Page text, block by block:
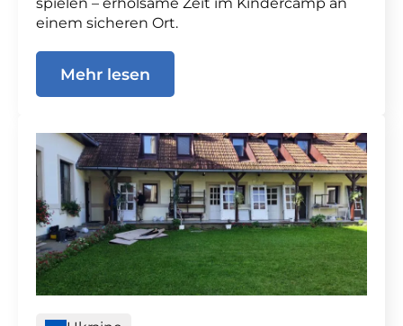
einem sicheren Ort.
Mehr lesen